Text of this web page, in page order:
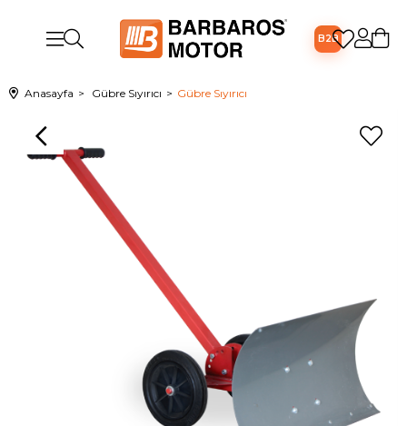
B2B
Anasayfa Gübre Sıyırıcı Gübre Sıyırıcı